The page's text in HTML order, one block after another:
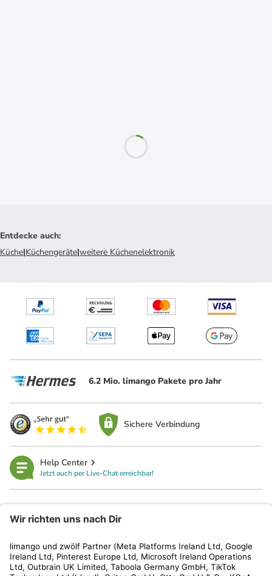
Entdecke auch:
Küche|Küchengeräte|weitere Küchenelektronik
6.2 Mio. limango Pakete pro Jahr
Sichere Verbindung
Help Center
Jetzt auch per Live-Chat erreichbar!
Kundenservice